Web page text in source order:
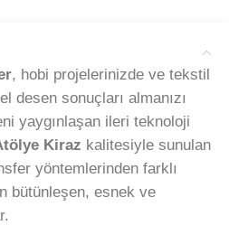
, hobi projelerinizde ve tekstil
desen sonuçları almanızı
yaygınlaşan ileri teknoloji
Kiraz kalitesiyle sunulan
yöntemlerinden farklı
bütünleşen, esnek ve